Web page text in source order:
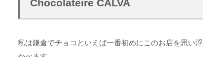
Chocolateire CALVA
私は鎌倉でチョコといえば一番初めにこのお店を思い浮